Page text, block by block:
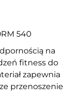
540
na
fitness do
zapewnia
przenoszenie